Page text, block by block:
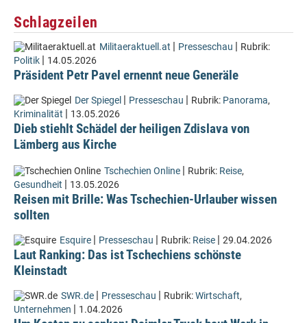
Schlagzeilen
Militaeraktuell.at | Presseschau | Rubrik:
Politik | 14.05.2026
Präsident Petr Pavel ernennt neue Generäle
Der Spiegel | Presseschau | Rubrik: Panorama,
Kriminalität | 13.05.2026
Dieb stiehlt Schädel der heiligen Zdislava von
Lämberg aus Kirche
Tschechien Online | Rubrik: Reise,
Gesundheit | 13.05.2026
Reisen mit Brille: Was Tschechien-Urlauber wissen
sollten
Esquire | Presseschau | Rubrik: Reise | 29.04.2026
Laut Ranking: Das ist Tschechiens schönste
Kleinstadt
SWR.de | Presseschau | Rubrik:Wirtschaft,
Unternehmen | 1.04.2026